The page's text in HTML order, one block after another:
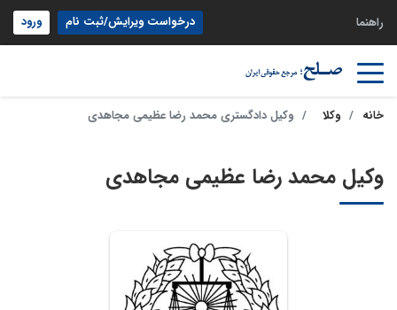
راهنما درخواست ویرایش/ثبت نام ورود
خانه وکلا وکیل دادگستری محمد رضا عظیمی مجاهدی
وکیل محمد رضا عظیمی مجاهدی